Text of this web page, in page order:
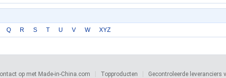
Q R S T U V W XYZ
op met Made-in-China.com Topproducten
Gecontroleerde leveranciers